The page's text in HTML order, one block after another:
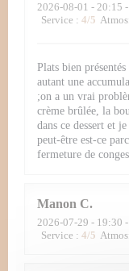
2026-08-01 - 20:15 -
Service : 4/5
Plats bien
autant une
;on a un vrai
crème brûlée, la
dans ce dessert et
peut-être est-ce
fermeture de
Manon C
2026-07-29 - 19:30 -
Service : 4/5